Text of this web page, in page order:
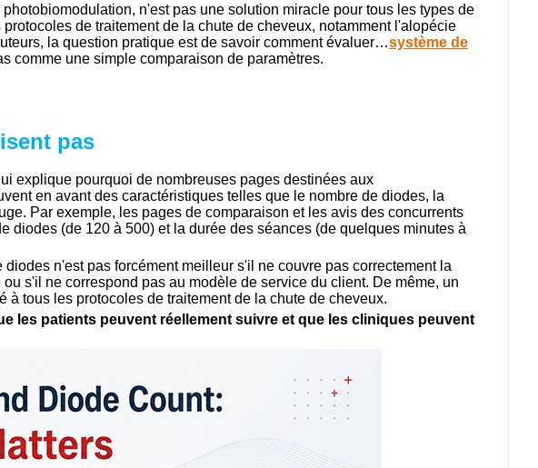
n'est pas une solution miracle pour tous les types de
de traitement de la chute de cheveux, notamment l'alopécie
la question pratique est de savoir comment évaluer…système de
comme une simple comparaison de paramètres.
pas
explique pourquoi de nombreuses pages destinées aux
en avant des caractéristiques telles que le nombre de diodes, la
Par exemple, les pages de comparaison et les avis des concurrents
diodes (de 120 à 500) et la durée des séances (de quelques minutes à
n'est pas forcément meilleur s'il ne couvre pas correctement la
s'il ne correspond pas au modèle de service du client. De même, un
tous les protocoles de traitement de la chute de cheveux.
les patients peuvent réellement suivre et que les cliniques peuvent